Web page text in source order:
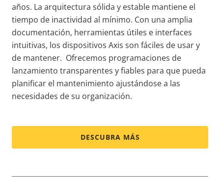
años. La arquitectura sólida y estable mantiene el
tiempo de inactividad al mínimo. Con una amplia
documentación, herramientas útiles e interfaces
intuitivas, los dispositivos Axis son fáciles de usar y
de mantener. Ofrecemos programaciones de
lanzamiento transparentes y fiables para que pueda
planificar el mantenimiento ajustándose a las
necesidades de su organización.
DESCUBRA MÁS